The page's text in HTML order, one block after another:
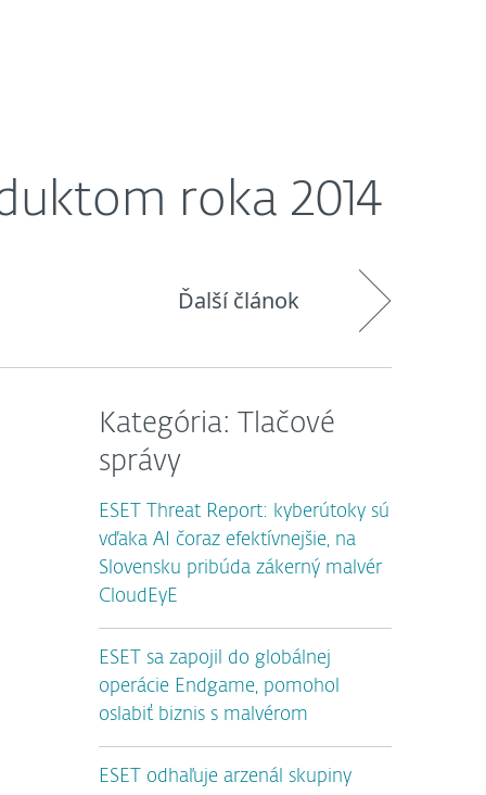
roka 2014
Ďalší článok
Kategória: Tlačové
správy
ESET Threat Report: kyberútoky sú
vďaka AI čoraz efektívnejšie, na
Slovensku pribúda zákerný malvér
CloudEyE
ESET sa zapojil do globálnej
operácie Endgame, pomohol
oslabiť biznis s malvérom
ESET odhaľuje arzenál skupiny